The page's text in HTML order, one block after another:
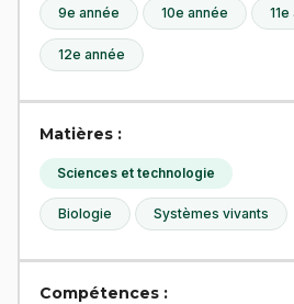
9e année 10e année
12e année
Matières :
Sciences et technologie
Biologie Systèmes vivants
Compétences :